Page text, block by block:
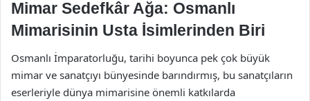
Mimar Sedefkâr Ağa: Osmanlı
Mimarisinin Usta İsimlerinden Biri
Osmanlı İmparatorluğu, tarihi boyunca pek çok büyük
mimar ve sanatçıyı bünyesinde barındırmış, bu sanatçıların
eserleriyle dünya mimarisine önemli katkılarda